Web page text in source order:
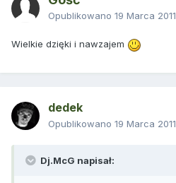
Opublikowano 19 Marca 2011
Wielkie dzięki i nawzajem
dedek
Opublikowano 19 Marca 2011
Dj.McG napisał: